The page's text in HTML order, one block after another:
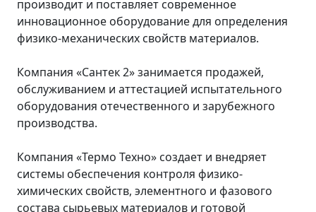
производит и поставляет современное
инновационное оборудование для определения
физико-механических свойств материалов.
Компания «Сантек 2» занимается продажей,
обслуживанием и аттестацией испытательного
оборудования отечественного и зарубежного
производства.
Компания «Термо Техно» создает и внедряет
системы обеспечения контроля физико-
химических свойств, элементного и фазового
состава сырьевых материалов и готовой